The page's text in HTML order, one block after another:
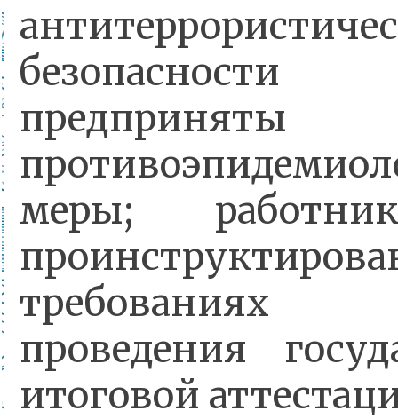
предприняты
меры;
требованиях
проведения
итоговой